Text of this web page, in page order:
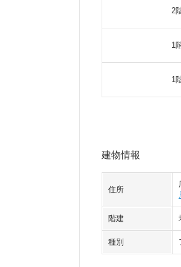
2
1
1
建物情報
住所
階建
種別